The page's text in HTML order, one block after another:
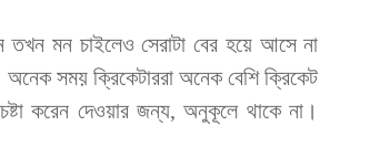
তখন মন চাইলেও সেরাটা বের হয়ে আসে না
সময় ক্রিকেটাররা অনেক বেশি ক্রিকেট
করেন দেওয়ার জন্য, অনুকূলে থাকে না।